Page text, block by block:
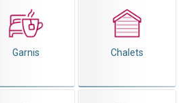
Garnis Chalets